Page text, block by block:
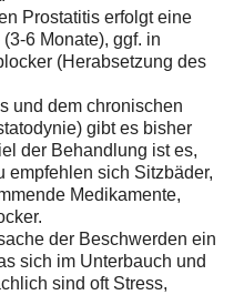
Prostatitis erfolgt eine
6 Monate), ggf. in
(Herabsetzung des
und dem chronischen
gibt es bisher
der Behandlung ist es,
empfehlen sich Sitzbäder,
Medikamente,
der Beschwerden ein
sich im Unterbauch und
sind oft Stress,